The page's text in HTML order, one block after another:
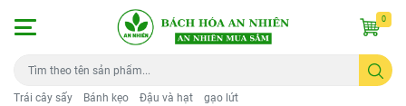
Trái cây sấy Bánh kẹo Đậu và hạt gạo lứt
0